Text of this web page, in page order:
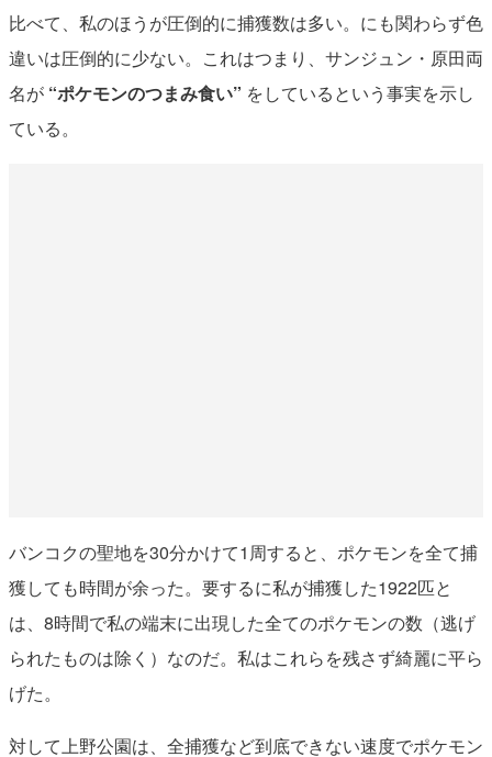
比べて、私のほうが圧倒的に捕獲数は多い。にも関わらず色
違いは圧倒的に少ない。これはつまり、サンジュン・原田両
名が “ポケモンのつまみ食い” をしているという事実を示し
ている。
バンコクの聖地を30分かけて1周すると、ポケモンを全て捕
獲しても時間が余った。要するに私が捕獲した1922匹と
は、8時間で私の端末に出現した全てのポケモンの数（逃げ
られたものは除く）なのだ。私はこれらを残さず綺麗に平ら
げた。
対して上野公園は、全捕獲など到底できない速度でポケモン